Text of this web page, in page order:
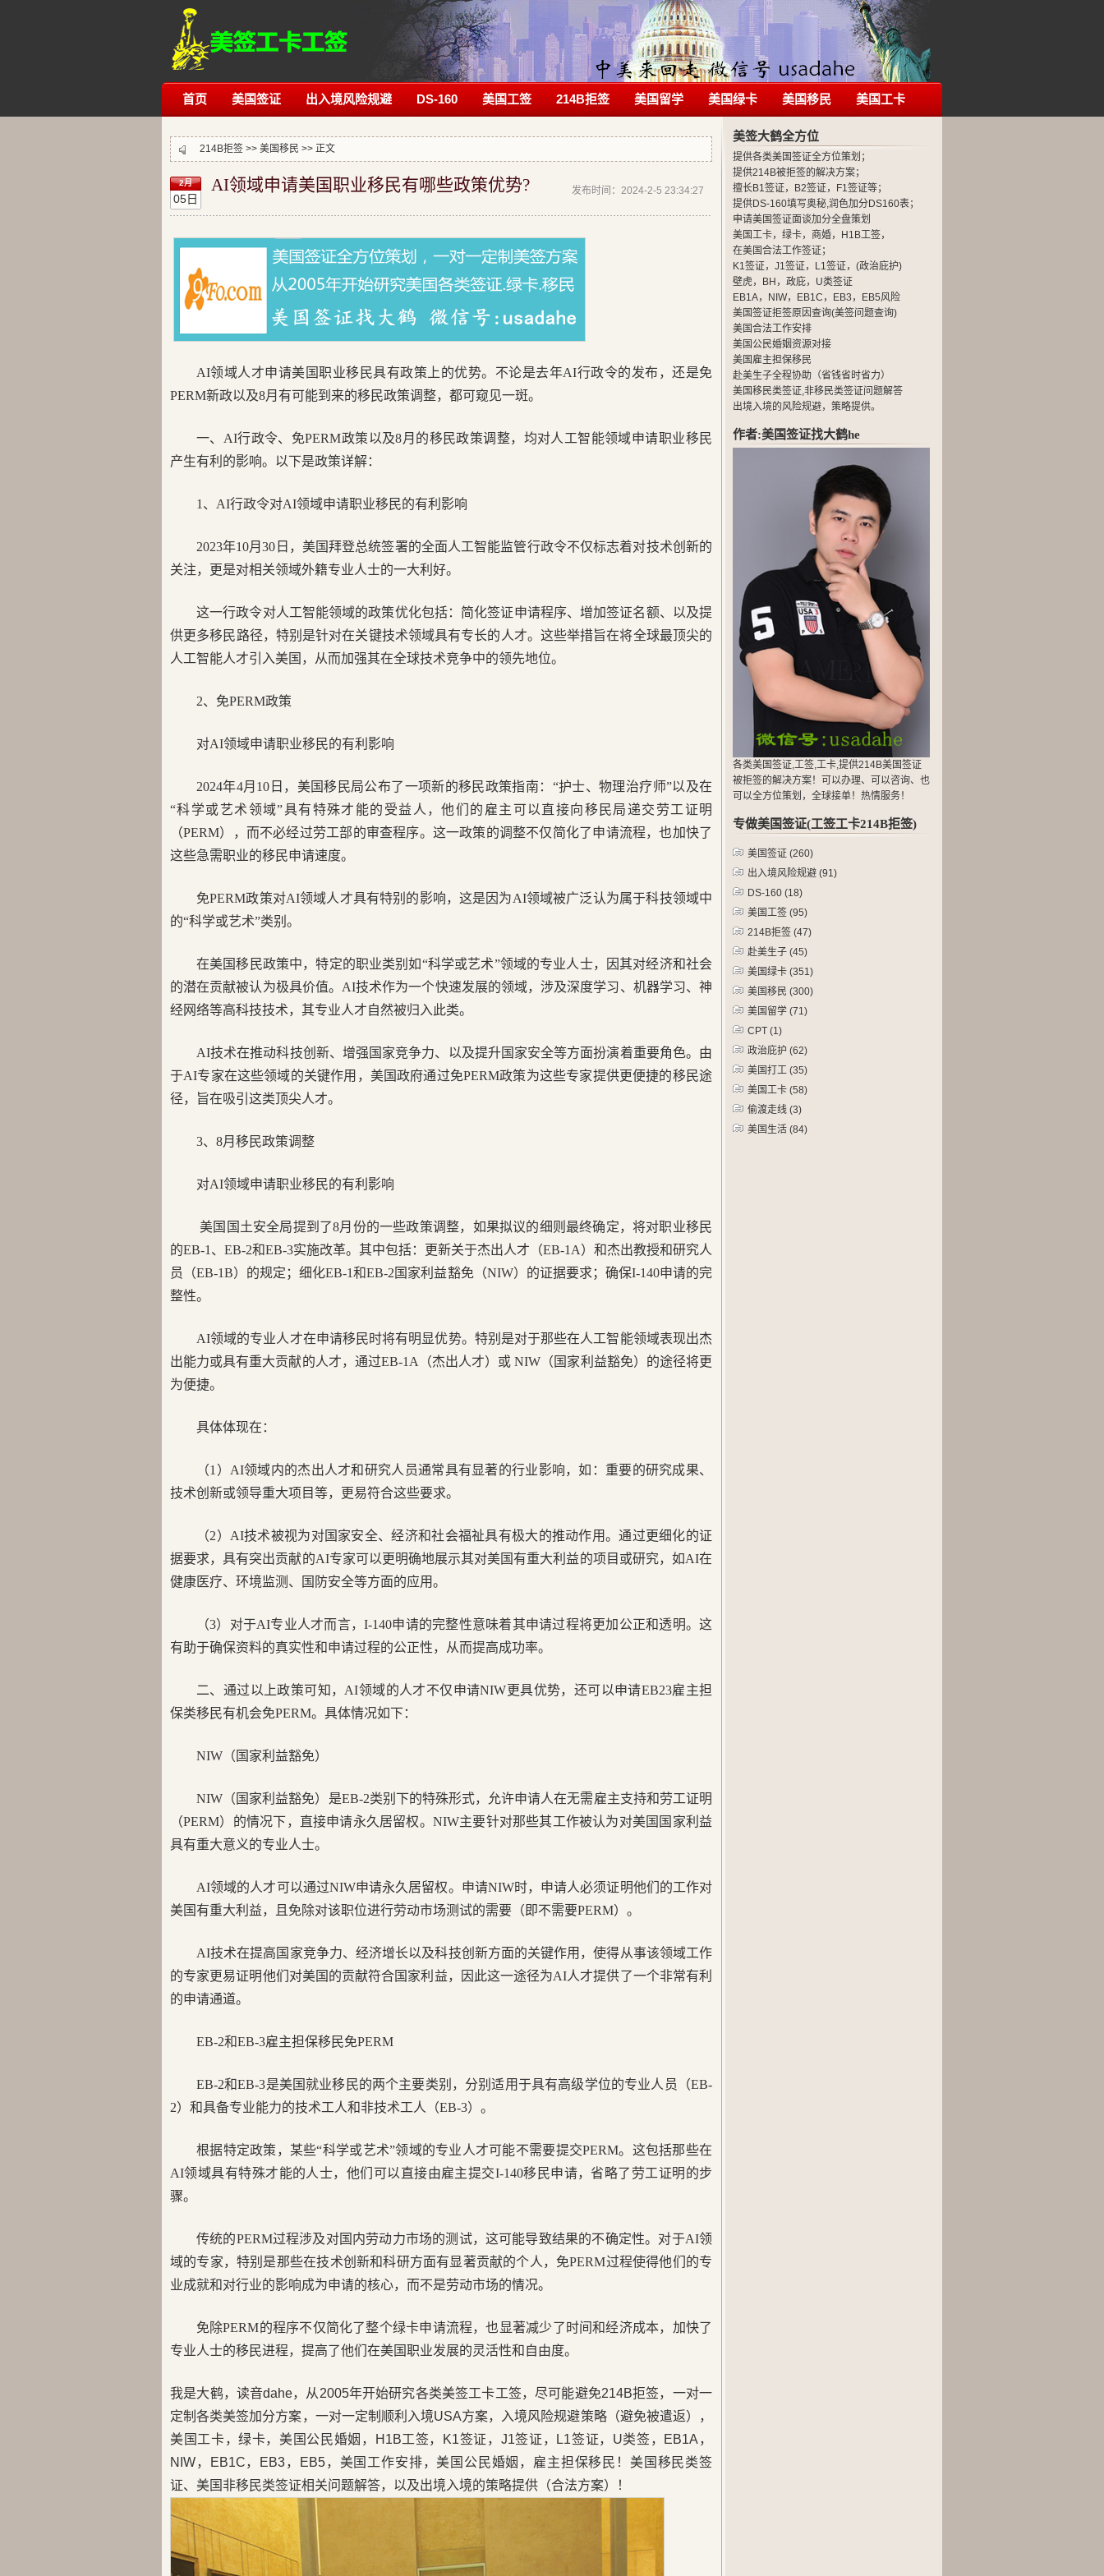
首页 美国签证 出入境风险规避 DS-160 美国工签 214B拒签 美国留学 美国绿卡 美国移民 美国工卡
214B拒签 >> 美国移民 >> 正文
2月
05日
发布时间：2024-2-5 23:34:27
AI领域申请美国职业移民有哪些政策优势?
AI领域人才申请美国职业移民具有政策上的优势。不论是去年AI行政令的发布，还是免
PERM新政以及8月有可能到来的移民政策调整，都可窥见一斑。
一、AI行政令、免PERM政策以及8月的移民政策调整，均对人工智能领域申请职业移民
产生有利的影响。以下是政策详解：
1、AI行政令对AI领域申请职业移民的有利影响
2023年10月30日，美国拜登总统签署的全面人工智能监管行政令不仅标志着对技术创新的
关注，更是对相关领域外籍专业人士的一大利好。
这一行政令对人工智能领域的政策优化包括：简化签证申请程序、增加签证名额、以及提
供更多移民路径，特别是针对在关键技术领域具有专长的人才。这些举措旨在将全球最顶尖的
人工智能人才引入美国，从而加强其在全球技术竞争中的领先地位。
2、免PERM政策
对AI领域申请职业移民的有利影响
2024年4月10日，美国移民局公布了一项新的移民政策指南：“护士、物理治疗师”以及在
“科学或艺术领域”具有特殊才能的受益人，他们的雇主可以直接向移民局递交劳工证明
（PERM），而不必经过劳工部的审查程序。这一政策的调整不仅简化了申请流程，也加快了
这些急需职业的移民申请速度。
免PERM政策对AI领域人才具有特别的影响，这是因为AI领域被广泛认为属于科技领域中
的“科学或艺术”类别。
在美国移民政策中，特定的职业类别如“科学或艺术”领域的专业人士，因其对经济和社会
的潜在贡献被认为极具价值。AI技术作为一个快速发展的领域，涉及深度学习、机器学习、神
经网络等高科技技术，其专业人才自然被归入此类。
AI技术在推动科技创新、增强国家竞争力、以及提升国家安全等方面扮演着重要角色。由
于AI专家在这些领域的关键作用，美国政府通过免PERM政策为这些专家提供更便捷的移民途
径，旨在吸引这类顶尖人才。
3、8月移民政策调整
对AI领域申请职业移民的有利影响
美国国土安全局提到了8月份的一些政策调整，如果拟议的细则最终确定，将对职业移民
的EB-1、EB-2和EB-3实施改革。其中包括：更新关于杰出人才（EB-1A）和杰出教授和研究人
员（EB-1B）的规定；细化EB-1和EB-2国家利益豁免（NIW）的证据要求；确保I-140申请的完
整性。
AI领域的专业人才在申请移民时将有明显优势。特别是对于那些在人工智能领域表现出杰
出能力或具有重大贡献的人才，通过EB-1A（杰出人才）或 NIW（国家利益豁免）的途径将更
为便捷。
具体体现在：
（1）AI领域内的杰出人才和研究人员通常具有显著的行业影响，如：重要的研究成果、
技术创新或领导重大项目等，更易符合这些要求。
（2）AI技术被视为对国家安全、经济和社会福祉具有极大的推动作用。通过更细化的证
据要求，具有突出贡献的AI专家可以更明确地展示其对美国有重大利益的项目或研究，如AI在
健康医疗、环境监测、国防安全等方面的应用。
（3）对于AI专业人才而言，I-140申请的完整性意味着其申请过程将更加公正和透明。这
有助于确保资料的真实性和申请过程的公正性，从而提高成功率。
二、通过以上政策可知，AI领域的人才不仅申请NIW更具优势，还可以申请EB23雇主担
保类移民有机会免PERM。具体情况如下：
NIW（国家利益豁免）
NIW（国家利益豁免）是EB-2类别下的特殊形式，允许申请人在无需雇主支持和劳工证明
（PERM）的情况下，直接申请永久居留权。NIW主要针对那些其工作被认为对美国国家利益
具有重大意义的专业人士。
AI领域的人才可以通过NIW申请永久居留权。申请NIW时，申请人必须证明他们的工作对
美国有重大利益，且免除对该职位进行劳动市场测试的需要（即不需要PERM）。
AI技术在提高国家竞争力、经济增长以及科技创新方面的关键作用，使得从事该领域工作
的专家更易证明他们对美国的贡献符合国家利益，因此这一途径为AI人才提供了一个非常有利
的申请通道。
EB-2和EB-3雇主担保移民免PERM
EB-2和EB-3是美国就业移民的两个主要类别，分别适用于具有高级学位的专业人员（EB-
2）和具备专业能力的技术工人和非技术工人（EB-3）。
根据特定政策，某些“科学或艺术”领域的专业人才可能不需要提交PERM。这包括那些在
AI领域具有特殊才能的人士，他们可以直接由雇主提交I-140移民申请，省略了劳工证明的步
骤。
传统的PERM过程涉及对国内劳动力市场的测试，这可能导致结果的不确定性。对于AI领
域的专家，特别是那些在技术创新和科研方面有显著贡献的个人，免PERM过程使得他们的专
业成就和对行业的影响成为申请的核心，而不是劳动市场的情况。
免除PERM的程序不仅简化了整个绿卡申请流程，也显著减少了时间和经济成本，加快了
专业人士的移民进程，提高了他们在美国职业发展的灵活性和自由度。
我是大鹤，读音dahe，从2005年开始研究各类美签工卡工签，尽可能避免214B拒签，一对一
定制各类美签加分方案，一对一定制顺利入境USA方案，入境风险规避策略（避免被遣返），
美国工卡，绿卡，美国公民婚姻，H1B工签，K1签证，J1签证，L1签证，U类签，EB1A，
NIW，EB1C，EB3，EB5，美国工作安排，美国公民婚姻，雇主担保移民！美国移民类签
证、美国非移民类签证相关问题解答，以及出境入境的策略提供（合法方案）！
美签大鹤全方位
提供各类美国签证全方位策划；
提供214B被拒签的解决方案；
擅长B1签证，B2签证，F1签证等；
提供DS-160填写奥秘,润色加分DS160表；
申请美国签证面谈加分全盘策划
美国工卡，绿卡，商婚，H1B工签，
在美国合法工作签证；
K1签证，J1签证，L1签证，(政治庇护)
壁虎，BH，政庇，U类签证
EB1A，NIW，EB1C，EB3，EB5风险
美国签证拒签原因查询(美签问题查询)
美国合法工作安排
美国公民婚姻资源对接
美国雇主担保移民
赴美生子全程协助（省钱省时省力）
美国移民类签证,非移民类签证问题解答
出境入境的风险规避，策略提供。
作者:美国签证找大鹤he
各类美国签证,工签,工卡,提供214B美国签证
被拒签的解决方案！可以办理、可以咨询、也
可以全方位策划，全球接单！热情服务！
专做美国签证(工签工卡214B拒签)
美国签证 (260)
出入境风险规避 (91)
DS-160 (18)
美国工签 (95)
214B拒签 (47)
赴美生子 (45)
美国绿卡 (351)
美国移民 (300)
美国留学 (71)
CPT (1)
政治庇护 (62)
美国打工 (35)
美国工卡 (58)
偷渡走线 (3)
美国生活 (84)